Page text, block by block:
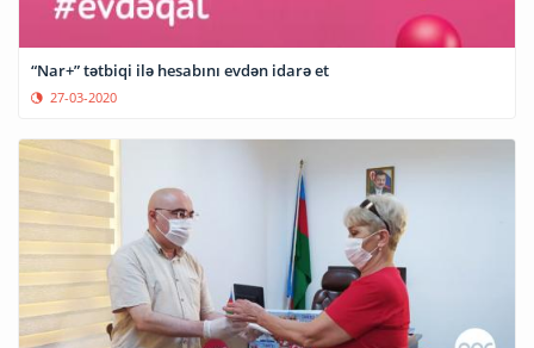
“Nar+” tətbiqi ilə hesabını evdən idarə et
27-03-2020